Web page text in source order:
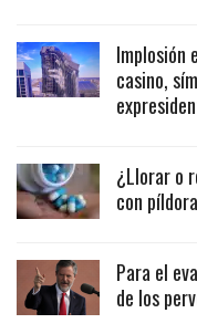
Implosión
casino,
¿Llorar o
con
Para el
de los